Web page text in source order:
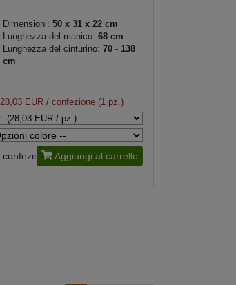
Dimensioni: 50 x 31 x 22 cm
Lunghezza del manico: 68 cm
Lunghezza del cinturino: 70 - 138
cm
28,03 EUR/ confezione (1 pz.)
confezione Aggiungi al carrello